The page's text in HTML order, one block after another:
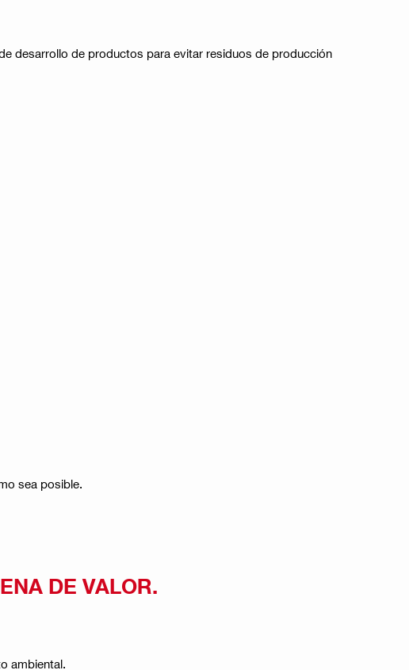
desarrollo de productos para evitar residuos de producción
sea posible​​.
DE VALOR.
ambiental.